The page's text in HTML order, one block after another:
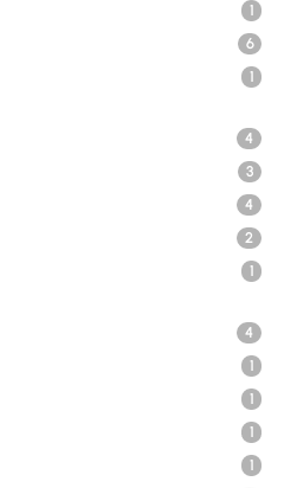
1
6
1
4
3
4
2
1
4
1
1
1
1